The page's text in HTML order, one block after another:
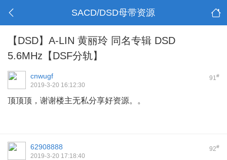
SACD/DSD母带资源
【DSD】A-LIN 黄丽玲 同名专辑 DSD
5.6MHz【DSF分轨】
91#
cnwugf
2019-3-20 16:12:30
顶顶顶，谢谢楼主无私分享好资源。。
92#
62908888
2019-3-20 17:18:40